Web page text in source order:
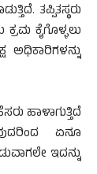
ತಪ್ಪಿತಸ್ಥರು
ಕೈಗೊಳ್ಳಲು
ಅಧಿಕಾರಿಗಳನ್ನು
ಹಾಳಾಗುತ್ತಿದೆ
ಏನೂ
ಇದನ್ನು